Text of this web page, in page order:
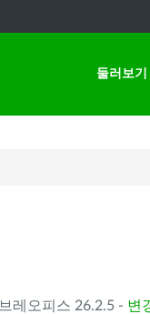
둘러보기
레오피스 26.2.5 - 변